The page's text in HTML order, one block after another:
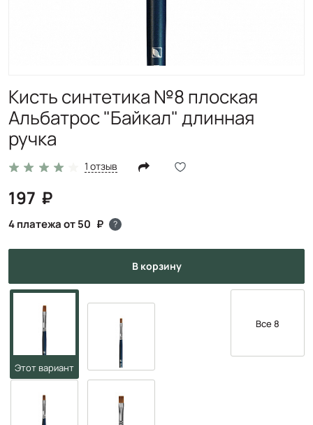
Кисть синтетика №8 плоская
Альбатрос "Байкал" длинная
ручка
1 отзыв
197
4 платежа от 50 ?
в корзину
Все 8